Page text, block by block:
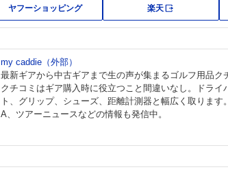
ヤフーショッピング 楽天
my caddie（外部）
最新ギアから中古ギアまで生の声が集まるゴルフ用品ク
クチコミはギア購入時に役立つこと間違いなし。ドライ
ト、グリップ、シューズ、距離計測器と幅広く取ります
A、ツアーニュースなどの情報も発信中。